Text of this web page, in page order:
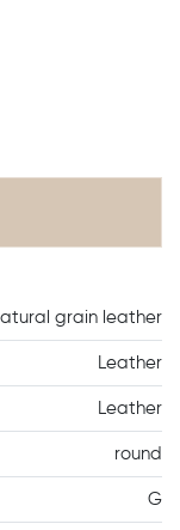
grain leather
Leather
Leather
round
G